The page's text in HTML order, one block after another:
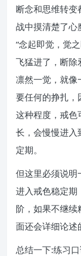
断念和思维转变
战中摸清楚了心
“念起即觉，觉
飞猛进了，断除
凛然一觉，就像
要任何的挣扎，
这种程度，戒色
长，会慢慢进入
定期。
但这里必须说明
进入戒色稳定期
阶，如果不继
面还会详细论述
总结一下:练习